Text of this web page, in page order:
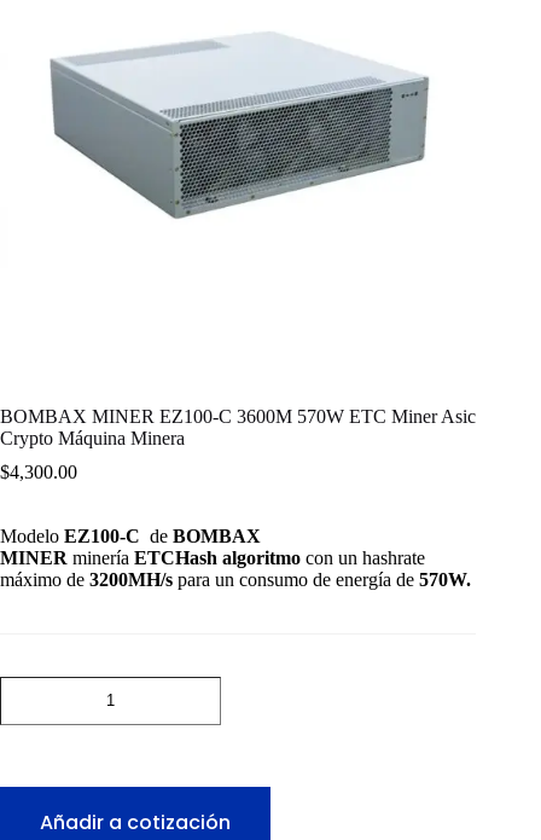
BOMBAX MINER EZ100-C 3600M 570W ETC Miner Asic
Crypto Máquina Minera
$4,300.00
Modelo EZ100-C de BOMBAX
MINER minería ETCHash algoritmo con un hashrate
máximo de 3200MH/s para un consumo de energía de 570W.
BOMBAX
EZ100-
570W
MinerAñadir a cotización